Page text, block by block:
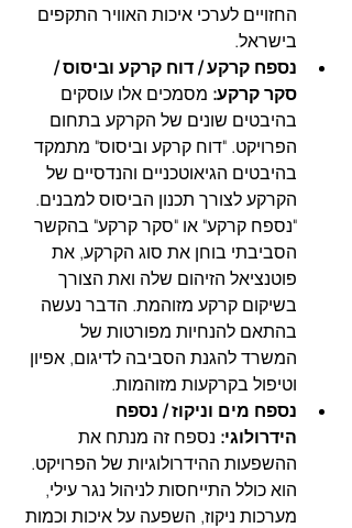
החזויים לערכי איכות האוויר התקפים
בישראל.
נספח קרקע / דוח קרקע וביסוס /
סקר קרקע: מסמכים אלו עוסקים
בהיבטים שונים של הקרקע בתחום
הפרויקט. "דוח קרקע וביסוס" מתמקד
בהיבטים הגיאוטכניים והנדסיים של
הקרקע לצורך תכנון הביסוס למבנים.
"נספח קרקע" או "סקר קרקע" בהקשר
הסביבתי בוחן את סוג הקרקע, את
פוטנציאל הזיהום שלה ואת הצורך
בשיקום קרקע מזוהמת. הדבר נעשה
בהתאם להנחיות מפורטות של
המשרד להגנת הסביבה לדיגום, אפיון
וטיפול בקרקעות מזוהמות.
נספח מים וניקוז / נספח
הידרולוגי: נספח זה מנתח את
ההשפעות ההידרולוגיות של הפרויקט.
הוא כולל התייחסות לניהול נגר עילי,
מערכות ניקוז, השפעה על איכות וכמות